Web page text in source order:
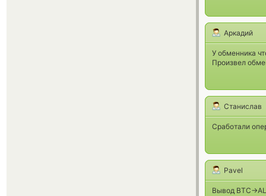
Аркадий
У обменника
Произвел
Станислав
Сработали
Pavel
Вывод BTC-